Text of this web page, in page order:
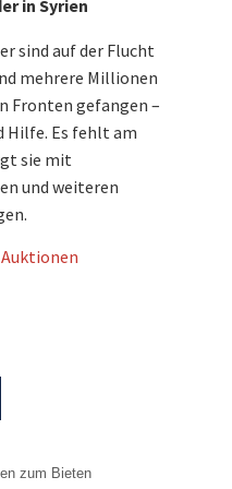
in Syrien
sind auf der Flucht
mehrere Millionen
Fronten gefangen –
Hilfe. Es fehlt am
sie mit
und weiteren
zum Bieten